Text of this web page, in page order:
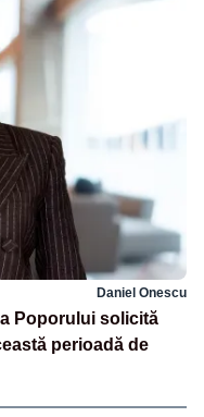
Daniel Onescu
Poporului solicită
perioadă de